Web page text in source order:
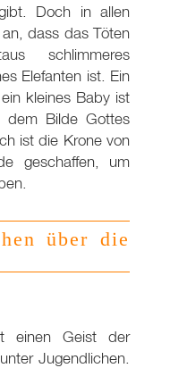
Doch in allen
dass das Töten
schlimmeres
Elefanten ist. Ein
kleines Baby ist
dem Bilde Gottes
ist die Krone von
geschaffen, um
über die
einen Geist der
Jugendlichen.